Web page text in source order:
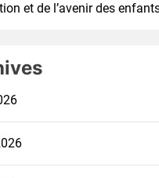
et de l’avenir des